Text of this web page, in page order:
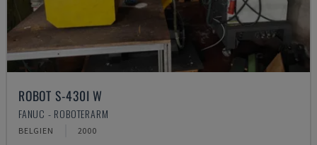
ROBOT S-430I W
FANUC - ROBOTERARM
BELGIEN 2000